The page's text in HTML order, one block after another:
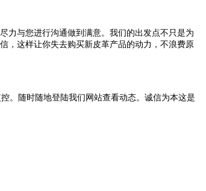
力与您进行沟通做到满意。我们的出发点不只是为
，这样让你失去购买新皮革产品的动力，不浪费原
。随时随地登陆我们网站查看动态。诚信为本这是